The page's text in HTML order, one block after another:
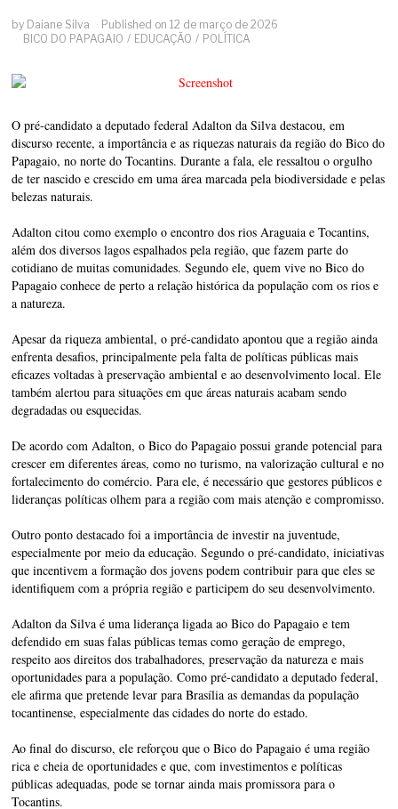
by Daiane Silva Published on 12 de março de 2026
BICO DO PAPAGAIO / EDUCAÇÃO / POLÍTICA
O pré-candidato a deputado federal Adalton da Silva destacou, em
discurso recente, a importância e as riquezas naturais da região do Bico do
Papagaio, no norte do Tocantins. Durante a fala, ele ressaltou o orgulho
de ter nascido e crescido em uma área marcada pela biodiversidade e pelas
belezas naturais.
Adalton citou como exemplo o encontro dos rios Araguaia e Tocantins,
além dos diversos lagos espalhados pela região, que fazem parte do
cotidiano de muitas comunidades. Segundo ele, quem vive no Bico do
Papagaio conhece de perto a relação histórica da população com os rios e
a natureza.
Apesar da riqueza ambiental, o pré-candidato apontou que a região ainda
enfrenta desafios, principalmente pela falta de políticas públicas mais
eficazes voltadas à preservação ambiental e ao desenvolvimento local. Ele
também alertou para situações em que áreas naturais acabam sendo
degradadas ou esquecidas.
De acordo com Adalton, o Bico do Papagaio possui grande potencial para
crescer em diferentes áreas, como no turismo, na valorização cultural e no
fortalecimento do comércio. Para ele, é necessário que gestores públicos e
lideranças políticas olhem para a região com mais atenção e compromisso.
Outro ponto destacado foi a importância de investir na juventude,
especialmente por meio da educação. Segundo o pré-candidato, iniciativas
que incentivem a formação dos jovens podem contribuir para que eles se
identifiquem com a própria região e participem do seu desenvolvimento.
Adalton da Silva é uma liderança ligada ao Bico do Papagaio e tem
defendido em suas falas públicas temas como geração de emprego,
respeito aos direitos dos trabalhadores, preservação da natureza e mais
oportunidades para a população. Como pré-candidato a deputado federal,
ele afirma que pretende levar para Brasília as demandas da população
tocantinense, especialmente das cidades do norte do estado.
Ao final do discurso, ele reforçou que o Bico do Papagaio é uma região
rica e cheia de oportunidades e que, com investimentos e políticas
públicas adequadas, pode se tornar ainda mais promissora para o
Tocantins.